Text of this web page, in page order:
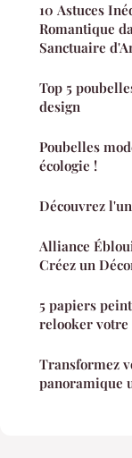
10 Astuces
Romantique
Sanctuaire
Top 5
design
Poubelles
écologie !
Découvrez
Alliance
Créez un
5 papiers
relooker votre
Transformez
panoramique